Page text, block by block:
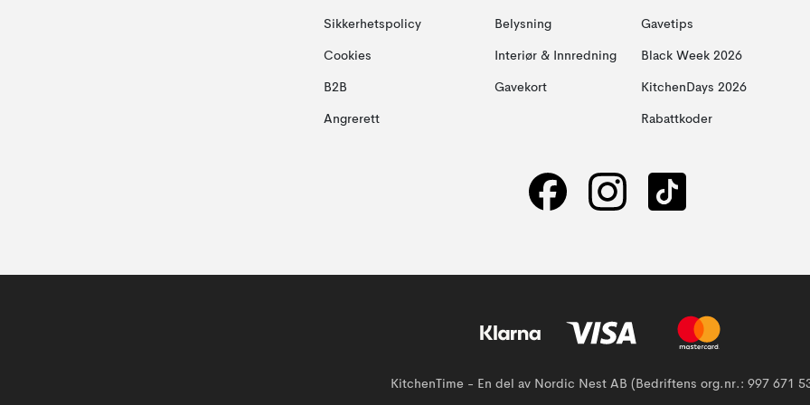
Sikkerhetspolicy
Cookies
B2B
Angrerett
Belysning
Interiør & Innredning
Gavekort
Gavetips
Black Week 2026
KitchenDays 2026
Rabattkoder
KitchenTime - En del av Nordic Nest AB (Bedriftens org.nr.: 997 671